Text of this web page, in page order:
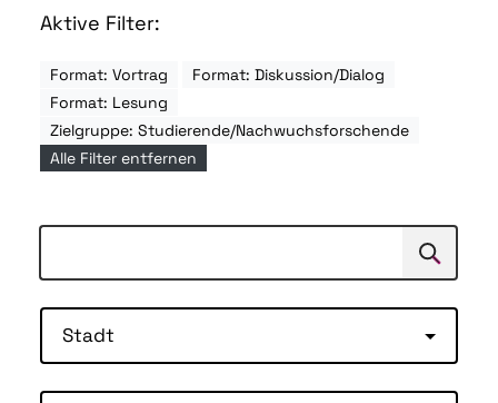
Aktive Filter:
Format: Vortrag
Format: Diskussion/Dialog
Format: Lesung
Zielgruppe: Studierende/Nachwuchsforschende
Alle Filter entfernen
Suchen
Stadt